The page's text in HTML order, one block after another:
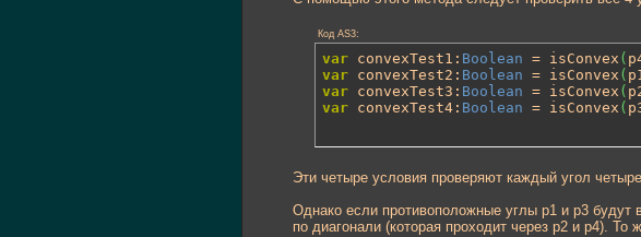
Код AS3:
var convexTest1: Boolean = isConvex (
var convexTest2: Boolean = isConvex (
var convexTest3: Boolean = isConvex (
var convexTest4: Boolean = isConvex (
Эти четыре условия проверяют каждый угол
Однако если противоположные углы p1 и p3 будут
по диагонали (которая проходит через p2 и p4).